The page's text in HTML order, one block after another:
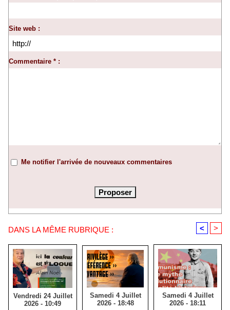
Site web :
Commentaire * :
Me notifier l'arrivée de nouveaux commentaires
DANS LA MÊME RUBRIQUE : < >
Vendredi 24 Juillet
2026 - 10:49
Samedi 4 Juillet
2026 - 18:48
Samedi 4 Juillet
2026 - 18:11